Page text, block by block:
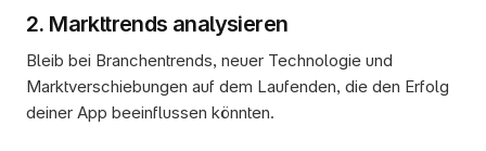
2. Markttrends analysieren
Bleib bei Branchentrends, neuer Technologie und
Marktverschiebungen auf dem Laufenden, die den Erfolg
deiner App beeinflussen könnten.